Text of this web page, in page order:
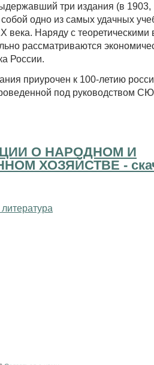
три издания (в 1903,
собой одно из самых удачных
века. Наряду с теоретическими
рассматриваются
России.
приурочен к 100-летию
под руководством
О НАРОДНОМ И
ХОЗЯЙСТВЕ -